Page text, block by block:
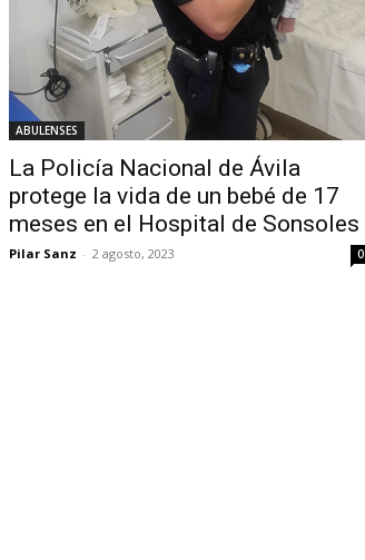
ABULENSES
La Policía Nacional de Ávila
protege la vida de un bebé de 17
meses en el Hospital de Sonsoles
Pilar Sanz - 2 agosto, 2023 0